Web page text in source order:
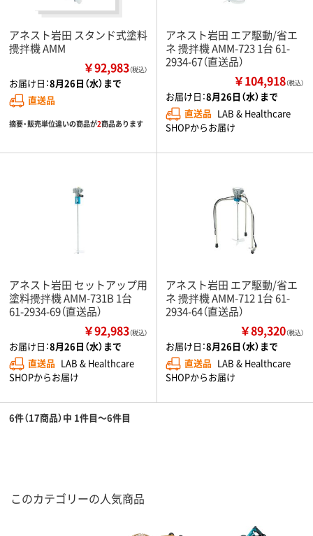
アネスト岩田 スタンド式塗料
攪拌機 AMM
￥92,983（税込）
お届け日：8月26日（水）まで
直送品
摘要・販売単位違いの商品が2商品あります
アネスト岩田 エア駆動/省エ
ネ 攪拌機 AMM-723 1台 61-
2934-67（直送品）
￥104,918（税込）
お届け日：8月26日（水）まで
直送品 LAB & Healthcare
SHOPからお届け
アネスト岩田 セットアップ用
塗料攪拌機 AMM-731B 1台
61-2934-69（直送品）
￥92,983（税込）
お届け日：8月26日（水）まで
直送品 LAB & Healthcare
SHOPからお届け
アネスト岩田 エア駆動/省エ
ネ 攪拌機 AMM-712 1台 61-
2934-64（直送品）
￥89,320（税込）
お届け日：8月26日（水）まで
直送品 LAB & Healthcare
SHOPからお届け
6件（17商品）中 1件目～6件目
このカテゴリーの人気商品